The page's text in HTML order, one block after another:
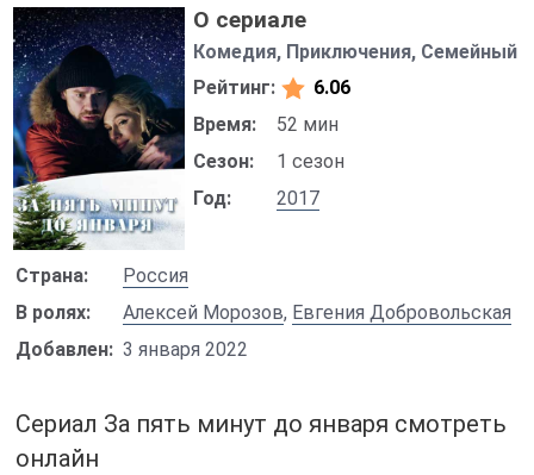
О сериале
Комедия, Приключения, Семейный
Рейтинг:
6.06
Время:
52 мин
Сезон:
1 сезон
Год:
2017
Страна:
Россия
В ролях:
Алексей Морозов, Евгения Добровольская
Добавлен: 3 января 2022
Сериал За пять минут до января смотреть
онлайн